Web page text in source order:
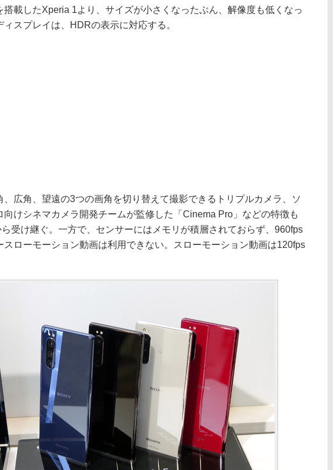
搭載したXperia 1より、サイズが小さくなったぶん、解像度も低くなっ
ィスプレイは、HDRの表示に対応する。
広角、望遠の3つの画角を切り替えて撮影できるトリプルカメラ、ソ
向けシネマカメラ開発チームが監修した「Cinema Pro」などの特徴も
受け継ぐ。一方で、センサーにはメモリが積層されておらず、960fps
スローモーション動画は利用できない。スローモーション動画は120fps